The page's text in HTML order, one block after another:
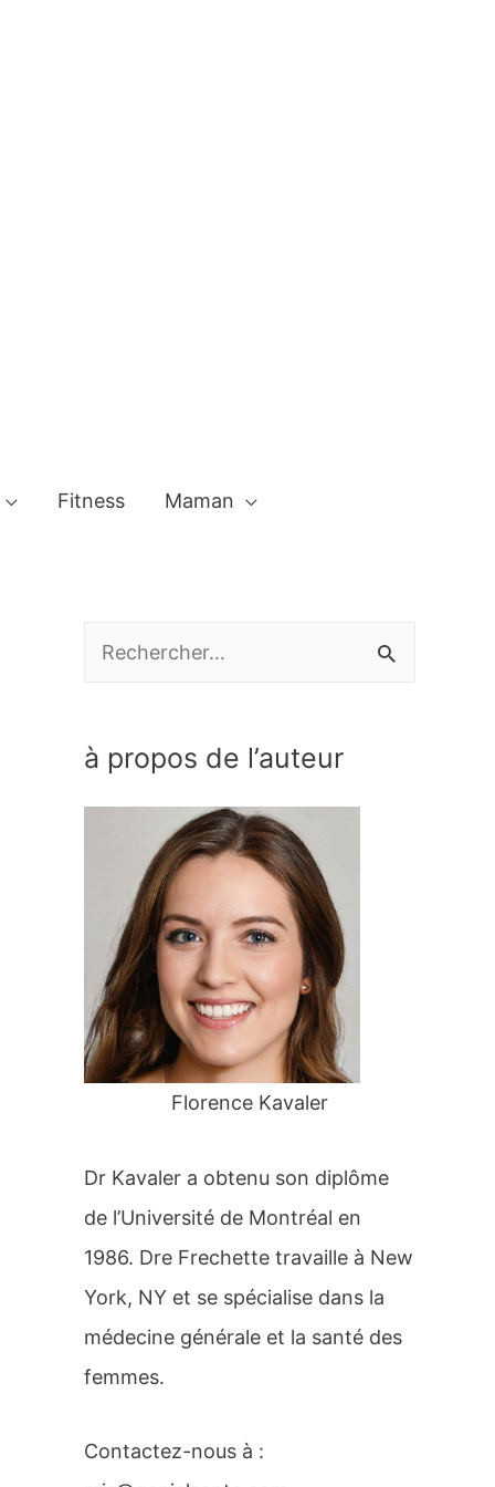
Fitness Maman
h
:
à propos de l’auteur
Florence Kavaler
Dr Kavaler a obtenu son diplôme
de l’Université de Montréal en
1986. Dre Frechette travaille à New
York, NY et se spécialise dans la
médecine générale et la santé des
femmes.
Contactez-nous à :